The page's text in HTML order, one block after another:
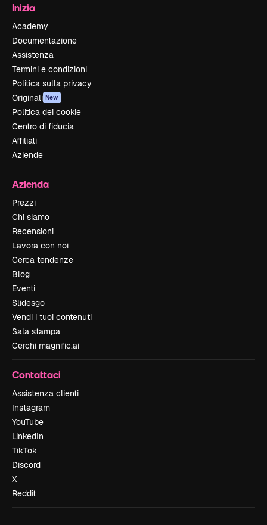
Inizia
Academy
Documentazione
Assistenza
Termini e condizioni
Politica sulla privacy
Originali New
Politica dei cookie
Centro di fiducia
Affiliati
Aziende
Azienda
Prezzi
Chi siamo
Recensioni
Lavora con noi
Cerca tendenze
Blog
Eventi
Slidesgo
Vendi i tuoi contenuti
Sala stampa
Cerchi magnific.ai
Contattaci
Assistenza clienti
Instagram
YouTube
LinkedIn
TikTok
Discord
X
Reddit